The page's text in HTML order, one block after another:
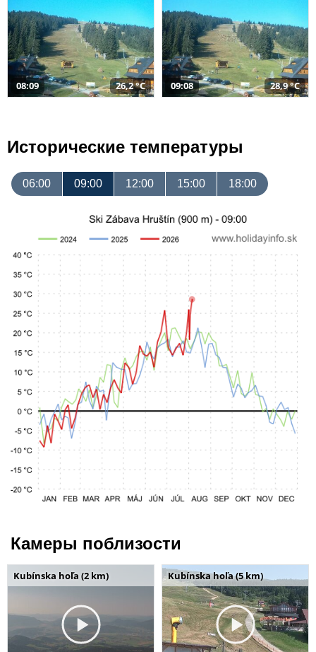
08:09 26,2 °C 09:08 28,9 °C
Исторические температуры
06:00 09:00 12:00 15:00 18:00
Камеры поблизости
Kubínska hoľa (2 km) Kubínska hoľa (5 km)